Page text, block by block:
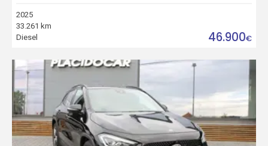
2025
33.261 km
Diesel
46.900€